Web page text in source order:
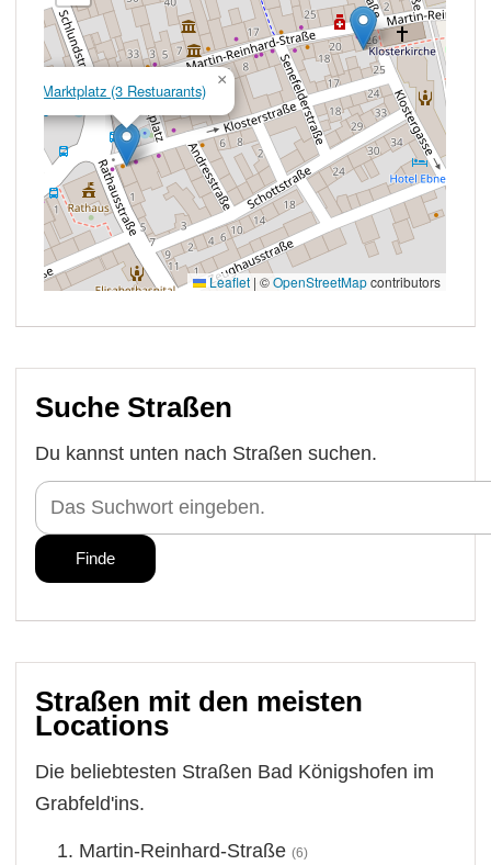
Suche Straßen
Du kannst unten nach Straßen suchen.
Straßen mit den meisten
Locations
Die beliebtesten Straßen Bad Königshofen im
Grabfeld'ins.
Martin-Reinhard-Straße (6)